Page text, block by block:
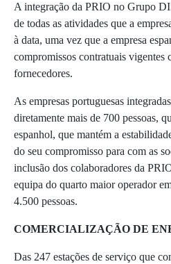
A integração da PRIO no Grupo
de todas as atividades que a
à data, uma vez que a empresa
compromissos contratuais vigentes
fornecedores.
As empresas portuguesas
diretamente mais de 700 pessoas,
espanhol, que mantém a
do seu compromisso para com as
inclusão dos colaboradores da
equipa do quarto maior operador
4.500 pessoas.
COMERCIALIZAÇÃO DE
Das 247 estações de serviço que